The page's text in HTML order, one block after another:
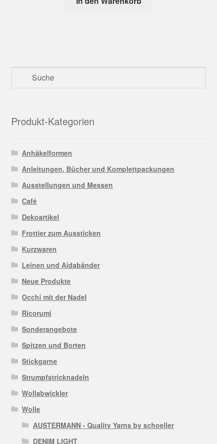
Produkt-Kategorien
Anhäkelformen
Anleitungen, Bücher und Komplettpackungen
Ausstellungen und Messen
Café
Dekoartikel
Frottier zum Aussticken
Kurzwaren
Leinen und Aidabänder
Neue Produkte
Occhi mit der Nadel
Ricorumi
Sonderangebote
Spitzen und Borten
Stickgarne
Strumpfstricknadeln
Wollabwickler
Wolle
AUSTERMANN - Quality Yarns by schoeller
DENIM LIGHT